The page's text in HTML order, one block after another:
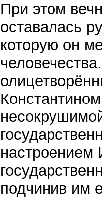
При этом
оставалась
которую он
подчинив им